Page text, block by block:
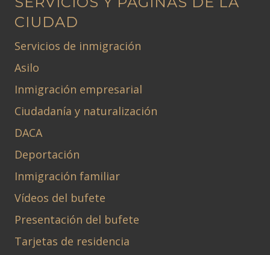
CIUDAD
Servicios de inmigración
Asilo
Inmigración empresarial
Ciudadanía y naturalización
DACA
Deportación
Inmigración familiar
Vídeos del bufete
Presentación del bufete
Tarjetas de residencia